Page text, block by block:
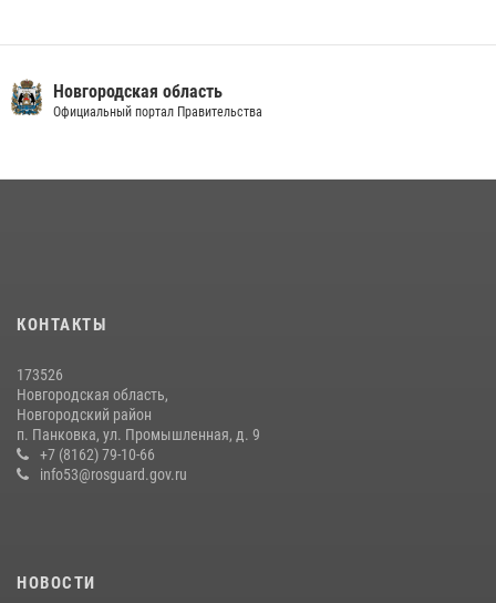
04 августа 2026, 09:13 5
медицине
Новгородские росгвардейцы рассказали о службе детям из летнего
лагеря «Волынь»
30 июля 2026, 08:40 5
Новгородская область
Официальный портал Правительства
КОНТАКТЫ
173526
Новгородская область,
Новгородский район
п. Панковка, ул. Промышленная, д. 9
+7 (8162) 79-10-66
info53@rosguard.gov.ru
НОВОСТИ